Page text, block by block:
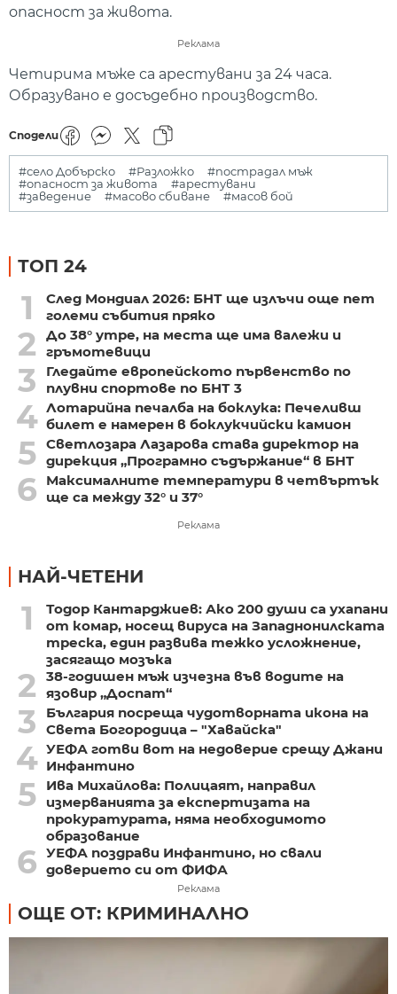
опасност за живота.
Реклама
Четирима мъже са арестувани за 24 часа.
Образувано е досъдебно производство.
Сподели
#село Добърско #Разложко
#пострадал мъж
#опасност за живота
#арестувани
#заведение
#масово сбиване #масов бой
ТОП 24
1
След Мондиал 2026: БНТ ще излъчи още пет
големи събития пряко
2
До 38° утре, на места ще има валежи и
гръмотевици
3
Гледайте европейското първенство по
плувни спортове по БНТ 3
4 Лотарийна печалба на боклука: Печеливш
билет е намерен в боклукчийски камион
5 Светлозара Лазарова става директор на
дирекция „Програмно съдържание“ в БНТ
6
Максималните температури в четвъртък
ще са между 32° и 37°
Реклама
НАЙ-ЧЕТЕНИ
1
Тодор Кантарджиев: Ако 200 души са ухапани
от комар, носещ вируса на Западнонилската
треска, един развива тежко усложнение,
засягащо мозъка
2
38-годишен мъж изчезна във водите на
язовир „Доспат“
3
България посреща чудотворната икона на
Света Богородица – "Хавайска"
4 УЕФА готви вот на недоверие срещу Джани
Инфантино
5
Ива Михайлова: Полицаят, направил
измерванията за експертизата на
прокуратурата, няма необходимото
образование
6 УЕФА поздрави Инфантино, но свали
доверието си от ФИФА
Реклама
ОЩЕ ОТ: КРИМИНАЛНО